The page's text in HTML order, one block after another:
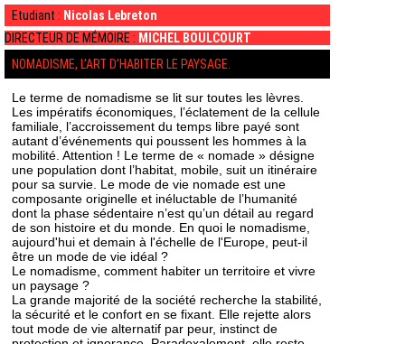
Etudiant : Nicolas Lebreton
DIRECTEUR DE MÉMOIRE : MICHEL BOULCOURT
NOMADISME, L’ART D’HABITER LE PAYSAGE.
Le terme de nomadisme se lit sur toutes les lèvres.
Les impératifs économiques, l’éclatement de la cellule
familiale, l’accroissement du temps libre payé sont
autant d’événements qui poussent les hommes à la
mobilité. Attention ! Le terme de « nomade » désigne
une population dont l’habitat, mobile, suit un itinéraire
pour sa survie. Le mode de vie nomade est une
composante originelle et inéluctable de l’humanité
dont la phase sédentaire n’est qu’un détail au regard
de son histoire et du monde. En quoi le nomadisme,
aujourd'hui et demain à l'échelle de l'Europe, peut-il
être un mode de vie idéal ?
Le nomadisme, comment habiter un territoire et vivre
un paysage ?
La grande majorité de la société recherche la stabilité,
la sécurité et le confort en se fixant. Elle rejette alors
tout mode de vie alternatif par peur, instinct de